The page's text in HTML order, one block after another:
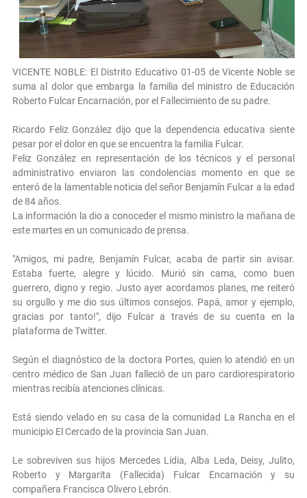
VICENTE NOBLE: El Distrito Educativo 01-05 de Vicente Noble se
suma al dolor que embarga la familia del ministro de Educación
Roberto Fulcar Encarnación, por el Fallecimiento de su padre.
Ricardo Feliz González dijo que la dependencia educativa siente
pesar por el dolor en que se encuentra la familia Fulcar.
Feliz González en representación de los técnicos y el personal
administrativo enviaron las condolencias momento en que se
enteró de la lamentable noticia del señor Benjamín Fulcar a la edad
de 84 años.
La información la dio a conoceder el mismo ministro la mañana de
este martes en un comunicado de prensa.
"Amigos, mi padre, Benjamín Fulcar, acaba de partir sin avisar.
Estaba fuerte, alegre y lúcido. Murió sin cama, como buen
guerrero, digno y regio. Justo ayer acordamos planes, me reiteró
su orgullo y me dio sus últimos consejos. Papá, amor y ejemplo,
gracias por tanto!", dijo Fulcar a través de su cuenta en la
plataforma de Twitter.
Según el diagnóstico de la doctora Portes, quien lo atendió en un
centro médico de San Juan falleció de un paro cardiorespiratorio
mientras recibía atenciones clínicas.
Está siendo velado en su casa de la comunidad La Rancha en el
municipio El Cercado de la provincia San Juan.
Le sobreviven sus hijos Mercedes Lidia, Alba Leda, Deisy, Julito,
Roberto y Margarita (Fallecida) Fulcar Encarnación y su
compañera Francisca Olivero Lebrón.